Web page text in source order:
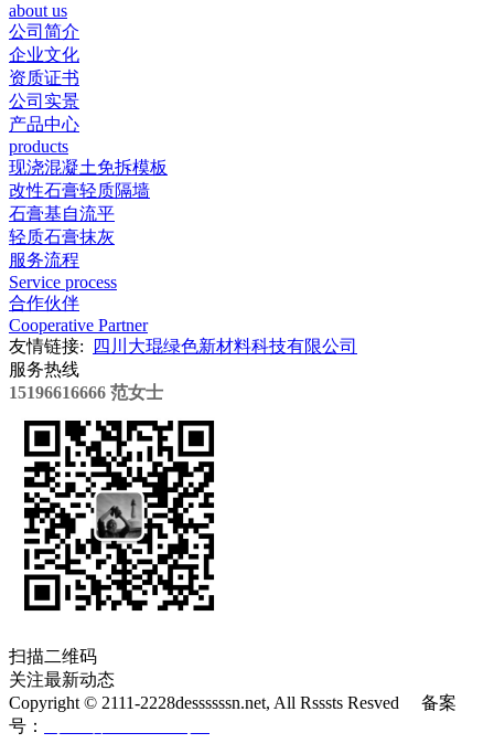
about us
公司简介
企业文化
资质证书
公司实景
产品中心
products
现浇混凝土免拆模板
改性石膏轻质隔墙
石膏基自流平
轻质石膏抹灰
服务流程
Service process
合作伙伴
Cooperative Partner
友情链接:
四川大琨绿色新材料科技有限公司
服务热线
15196616666 范女士
扫描二维码
关注最新动态
Copyright © 2111-2228dessssssn.net, All Rsssts Resved 备案
号：